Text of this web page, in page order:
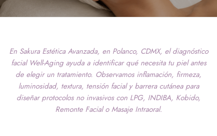
En Sakura Estética Avanzada, en Polanco, CDMX, el diagnóstico
facial Well-Aging ayuda a identificar qué necesita tu piel antes
de elegir un tratamiento. Observamos inflamación, firmeza,
luminosidad, textura, tensión facial y barrera cutánea para
diseñar protocolos no invasivos con LPG, INDIBA, Kobido,
Remonte Facial o Masaje Intraoral.